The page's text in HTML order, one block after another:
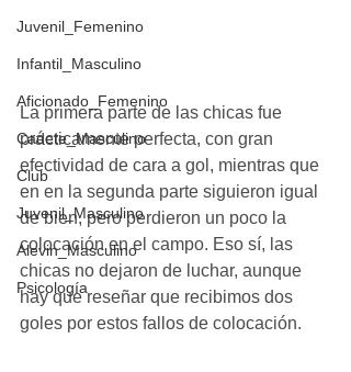
Juvenil_Femenino
Infantil_Masculino
Aficionado_Femenino
Cadete_Masculino
Club
Juvenil_Masculino
Alevin_Masculino
Psicología
La primera parte de las chicas fue
prácticamente perfecta, con gran
efectividad de cara a gol, mientras que
en en la segunda parte siguieron igual
de bien, pero perdieron un poco la
colocación en el campo. Eso sí, las
chicas no dejaron de luchar, aunque
hay que reseñar que recibimos dos
goles por estos fallos de colocación.